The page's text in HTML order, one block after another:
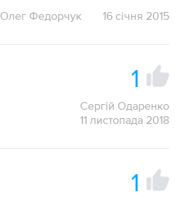
Олег Федорчук 16 січня 2015
1
Сергiй Одаренко
11 листопада 2018
1